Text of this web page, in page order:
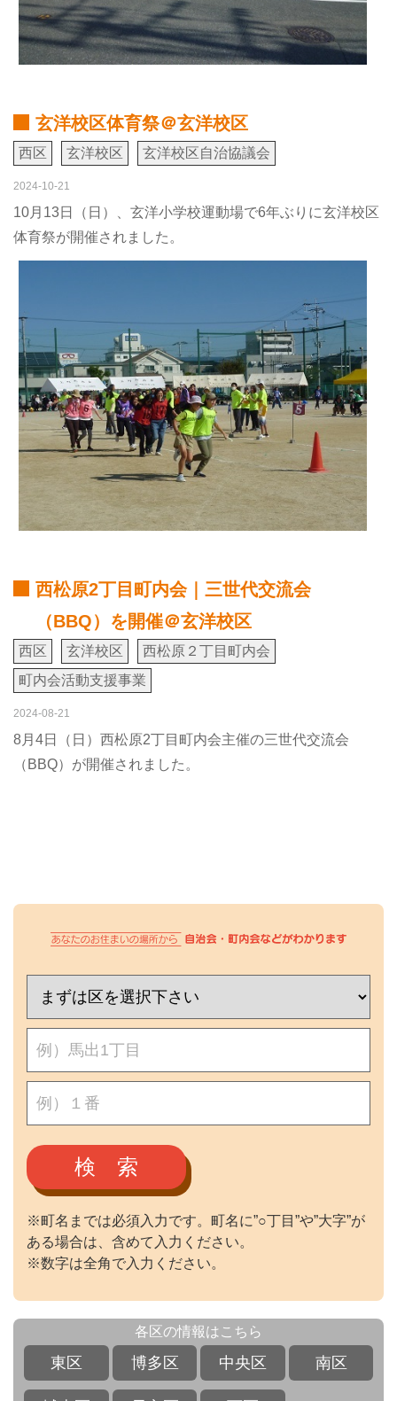
玄洋校区体育祭＠玄洋校区
西区 玄洋校区 玄洋校区自治協議会
2024-10-21
10月13日（日）、玄洋小学校運動場で6年ぶりに玄洋校区
体育祭が開催されました。
西松原2丁目町内会｜三世代交流会
（BBQ）を開催＠玄洋校区
西区 玄洋校区
西松原２丁目町内会
町内会活動支援事業
2024-08-21
8月4日（日）西松原2丁目町内会主催の三世代交流会
（BBQ）が開催されました。
検 索
※町名までは必須入力です。町名に”○丁目”や”大字”が
ある場合は、含めて入力ください。
※数字は全角で入力ください。
各区の情報はこちら
東区 博多区 中央区 南区